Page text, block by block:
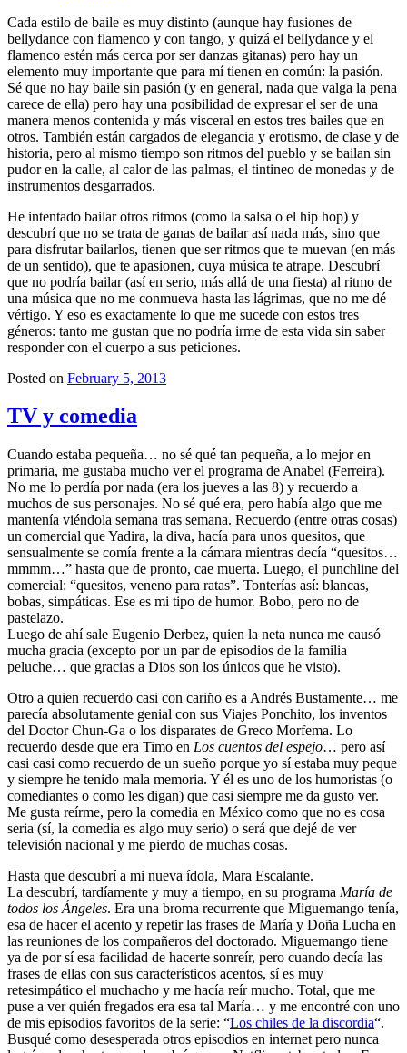
Cada estilo de baile es muy distinto (aunque hay fusiones de
bellydance con flamenco y con tango, y quizá el bellydance y el
flamenco estén más cerca por ser danzas gitanas) pero hay un
elemento muy importante que para mí tienen en común: la pasión.
Sé que no hay baile sin pasión (y en general, nada que valga la pena
carece de ella) pero hay una posibilidad de expresar el ser de una
manera menos contenida y más visceral en estos tres bailes que en
otros. También están cargados de elegancia y erotismo, de clase y de
historia, pero al mismo tiempo son ritmos del pueblo y se bailan sin
pudor en la calle, al calor de las palmas, el tintineo de monedas y de
instrumentos desgarrados.
He intentado bailar otros ritmos (como la salsa o el hip hop) y
descubrí que no se trata de ganas de bailar así nada más, sino que
para disfrutar bailarlos, tienen que ser ritmos que te muevan (en más
de un sentido), que te apasionen, cuya música te atrape. Descubrí
que no podría bailar (así en serio, más allá de una fiesta) al ritmo de
una música que no me conmueva hasta las lágrimas, que no me dé
vértigo. Y eso es exactamente lo que me sucede con estos tres
géneros: tanto me gustan que no podría irme de esta vida sin saber
responder con el cuerpo a sus peticiones.
Posted on February 5, 2013
TV y comedia
Cuando estaba pequeña… no sé qué tan pequeña, a lo mejor en
primaria, me gustaba mucho ver el programa de Anabel (Ferreira).
No me lo perdía por nada (era los jueves a las 8) y recuerdo a
muchos de sus personajes. No sé qué era, pero había algo que me
mantenía viéndola semana tras semana. Recuerdo (entre otras cosas)
un comercial que Yadira, la diva, hacía para unos quesitos, que
sensualmente se comía frente a la cámara mientras decía “quesitos…
mmmm…” hasta que de pronto, cae muerta. Luego, el punchline del
comercial: “quesitos, veneno para ratas”. Tonterías así: blancas,
bobas, simpáticas. Ese es mi tipo de humor. Bobo, pero no de
pastelazo.
Luego de ahí sale Eugenio Derbez, quien la neta nunca me causó
mucha gracia (excepto por un par de episodios de la familia
peluche… que gracias a Dios son los únicos que he visto).
Otro a quien recuerdo casi con cariño es a Andrés Bustamente… me
parecía absolutamente genial con sus Viajes Ponchito, los inventos
del Doctor Chun-Ga o los disparates de Greco Morfema. Lo
recuerdo desde que era Timo en Los cuentos del espejo… pero así
casi casi como recuerdo de un sueño porque yo sí estaba muy peque
y siempre he tenido mala memoria. Y él es uno de los humoristas (o
comediantes o como les digan) que casi siempre me da gusto ver.
Me gusta reírme, pero la comedia en México como que no es cosa
seria (sí, la comedia es algo muy serio) o será que dejé de ver
televisión nacional y me pierdo de muchas cosas.
Hasta que descubrí a mi nueva ídola, Mara Escalante.
La descubrí, tardíamente y muy a tiempo, en su programa María de
todos los Ángeles. Era una broma recurrente que Miguemango tenía,
esa de hacer el acento y repetir las frases de María y Doña Lucha en
las reuniones de los compañeros del doctorado. Miguemango tiene
ya de por sí esa facilidad de hacerte sonreír, pero cuando decía las
frases de ellas con sus característicos acentos, sí es muy
retesimpático el muchacho y me hacía reír mucho. Total, que me
puse a ver quién fregados era esa tal María… y me encontré con uno
de mis episodios favoritos de la serie: “Los chiles de la discordia“.
Busqué como desesperada otros episodios en internet pero nunca